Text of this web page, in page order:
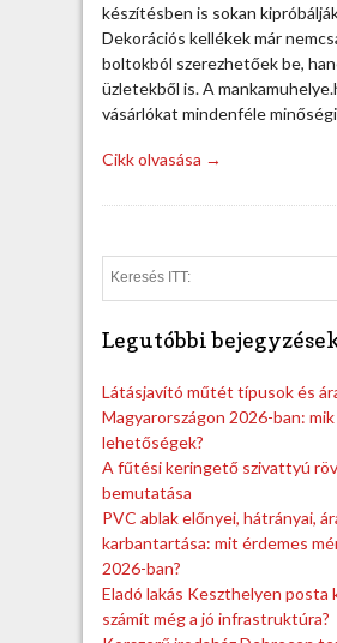
készítésben is sokan
Dekorációs kellékek már
boltokból szerezhetőek be,
üzletekből is. A
vásárlókat mindenféle
Cikk olvasása →
Legutóbbi
Látásjavító műtét típusok és
Magyarországon 2026-ban: mik
lehetőségek?
A fűtési keringető szivattyú
bemutatása
PVC ablak előnyei, hátrányai,
karbantartása: mit érdemes
2026-ban?
Eladó lakás Keszthelyen posta
számít még a jó infrastruktúra?